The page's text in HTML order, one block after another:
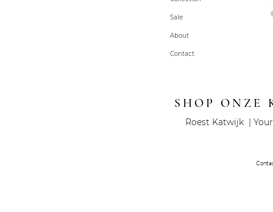
Sale
About
Contact
SHOP ONZE
Roest Katwijk |